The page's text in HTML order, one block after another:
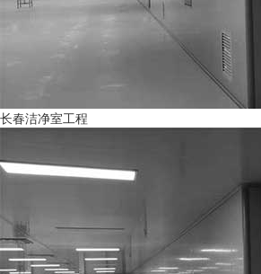
长春洁净室工程